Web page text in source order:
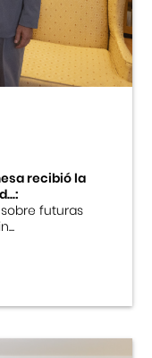
recibió la
futuras